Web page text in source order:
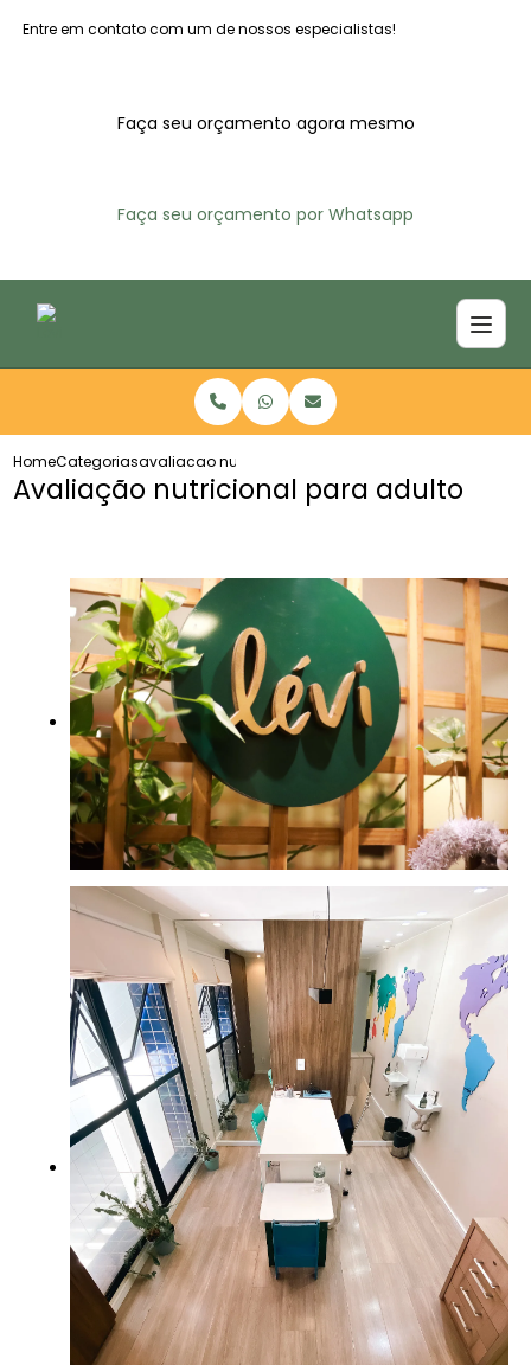
Entre em contato com um de nossos especialistas!
Faça seu orçamento agora mesmo
Faça seu orçamento por Whatsapp
HomeCategoriasavaliacao nutricional adulto
Avaliação nutricional para adulto​